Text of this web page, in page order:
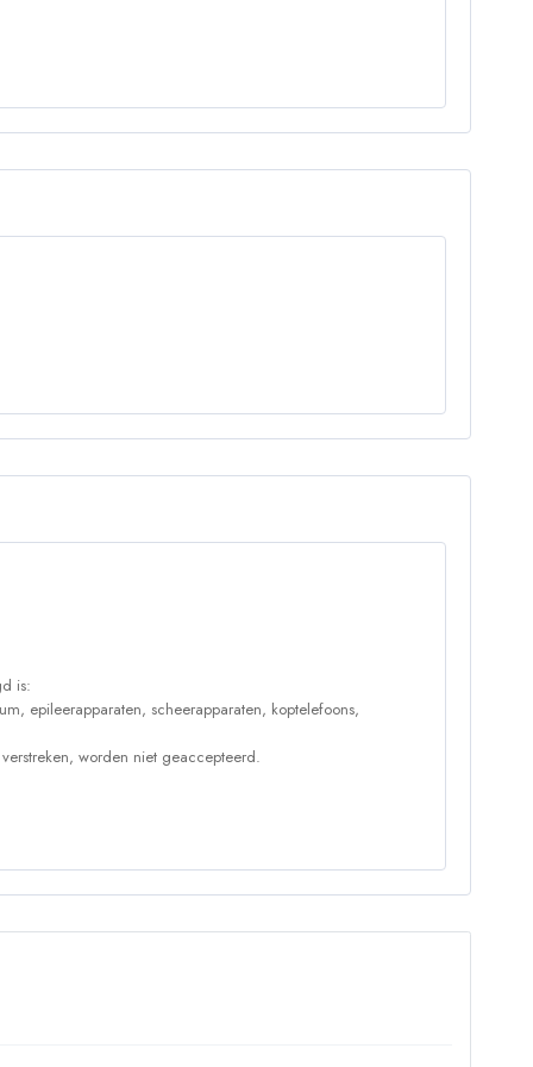
is:
epileerapparaten, scheerapparaten, koptelefoons,
worden niet geaccepteerd.